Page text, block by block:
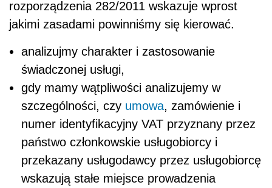
rozporządzenia 282/2011 wskazuje wprost
jakimi zasadami powinniśmy się kierować.
analizujmy charakter i zastosowanie
świadczonej usługi,
gdy mamy wątpliwości analizujemy w
szczególności, czy umowa, zamówienie i
numer identyfikacyjny VAT przyznany przez
państwo członkowskie usługobiorcy i
przekazany usługodawcy przez usługobiorcę
wskazują stałe miejsce prowadzenia